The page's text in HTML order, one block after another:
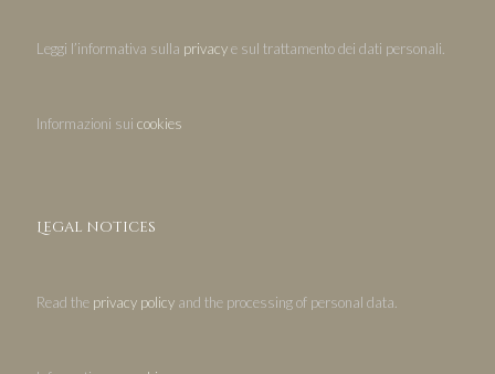
Leggi l’informativa sulla privacye sul trattamento dei dati personali.
Informazioni sui cookies
Legal notices
Read the privacy policy and the processing of personal data.